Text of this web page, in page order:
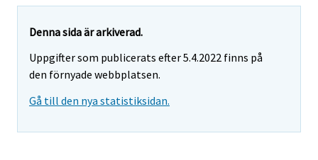
Denna sida är arkiverad.
Uppgifter som publicerats efter 5.4.2022 finns på
den förnyade webbplatsen.
Gå till den nya statistiksidan.